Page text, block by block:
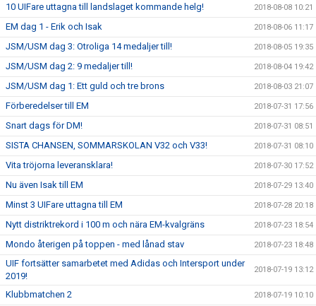
10 UIFare uttagna till landslaget kommande helg! 2018-08-08 10:21
EM dag 1 - Erik och Isak 2018-08-06 11:17
JSM/USM dag 3: Otroliga 14 medaljer till! 2018-08-05 19:35
JSM/USM dag 2: 9 medaljer till! 2018-08-04 19:42
JSM/USM dag 1: Ett guld och tre brons 2018-08-03 21:07
Förberedelser till EM 2018-07-31 17:56
Snart dags för DM! 2018-07-31 08:51
SISTA CHANSEN, SOMMARSKOLAN V32 och V33! 2018-07-31 08:10
Vita tröjorna leveransklara! 2018-07-30 17:52
Nu även Isak till EM 2018-07-29 13:40
Minst 3 UIFare uttagna till EM 2018-07-28 20:18
Nytt distriktrekord i 100 m och nära EM-kvalgräns 2018-07-23 18:54
Mondo återigen på toppen - med lånad stav 2018-07-23 18:48
UIF fortsätter samarbetet med Adidas och Intersport under
2019!
2018-07-19 13:12
Klubbmatchen 2 2018-07-19 10:10